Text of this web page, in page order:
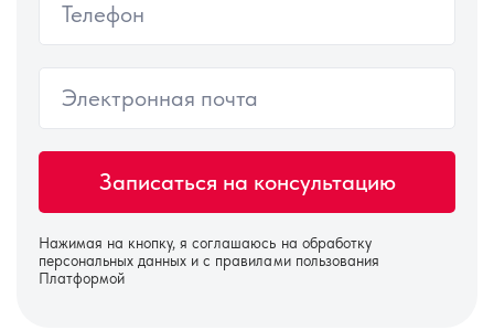
Нажимая на кнопку, я соглашаюсь на обработку
персональных данных и с правилами пользования
Платформой